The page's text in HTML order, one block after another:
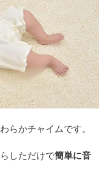
らかチャイムです。
しただけで簡単に音